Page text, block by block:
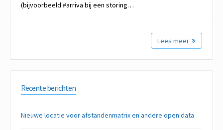
(bijvoorbeeld #arriva bij een storing…
Lees meer
Recente berichten
Nieuwe locatie voor afstandenmatrix en andere open data